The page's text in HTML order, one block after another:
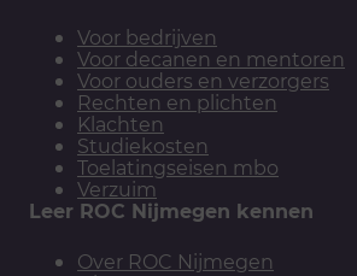
Voor bedrijven
Voor decanen en mentoren
Voor ouders en verzorgers
Rechten en plichten
Klachten
Studiekosten
Toelatingseisen mbo
Verzuim
Leer ROC Nijmegen kennen
Over ROC Nijmegen